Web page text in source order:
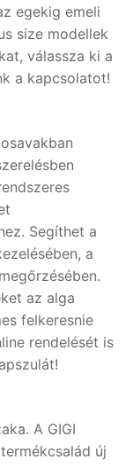
egekig emeli
size modellek
válassza ki a
a kapcsolatot!
Segíthet a
a
az alga
felkeresnie
rendelését is
A GIGI
új